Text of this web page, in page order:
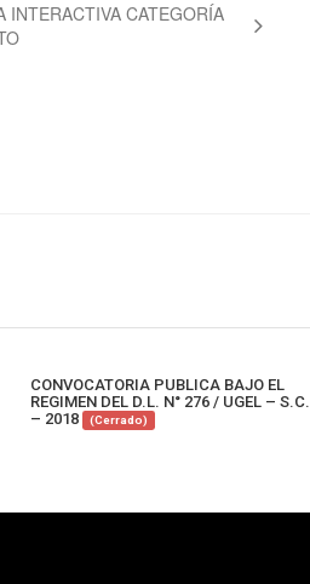
INTERACTIVA CATEGORÍA
CONVOCATORIA PUBLICA BAJO EL
REGIMEN DEL D.L. N° 276 / UGEL – S.C.
– 2018
(Cerrado)